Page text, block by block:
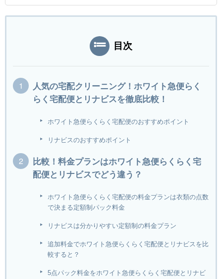
目次
人気の宅配クリーニング！ホワイト急便らく
らく宅配便とリナビスを徹底比較！
ホワイト急便らくらく宅配便のおすすめポイント
リナビスのおすすめポイント
比較！料金プランはホワイト急便らくらく宅
配便とリナビスでどう違う？
ホワイト急便らくらく宅配便の料金プランは衣類の点数
で決まる定額制パック料金
リナビスは分かりやすい定額制の料金プラン
追加料金でホワイト急便らくらく宅配便とリナビスを比
較すると？
5点パック料金をホワイト急便らくらく宅配便とリナビ